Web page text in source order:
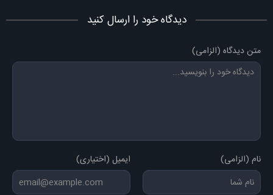
دیدگاه خود را ارسال کنید
متن دیدگاه (الزامی)
نام (الزامی) ایمیل (اختیاری)